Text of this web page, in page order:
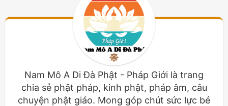
Nam Mô A Di Đà Phật - Pháp Giới là trang
chia sẻ phật pháp, kinh phật, pháp âm, câu
chuyện phật giáo. Mong góp chút sức lực bé